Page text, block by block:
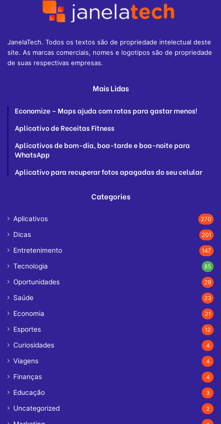
JanelaTech. Todos os textos são de propriedade intelectual deste
site. As marcas comerciais, nomes e logotipos são de propriedade
de suas respectivas empresas.
Mais Lidas
Economize – Maps ajuda com rotas para gastar menos!
Aplicativo de Receitas Fitness
Aplicativos de bom-dia, boa-tarde e boa-noite para
WhatsApp
Aplicativo para recuperar fotos apagadas do seu celular
Categories
Aplicativos 270
Dicas 201
Entretenimento 147
Tecnologia 85
Oportunidades 29
Saúde 23
Economia 21
Esportes 12
Curiosidades 4
Viagens 4
Finanças 4
Educação 3
Uncategorized 2